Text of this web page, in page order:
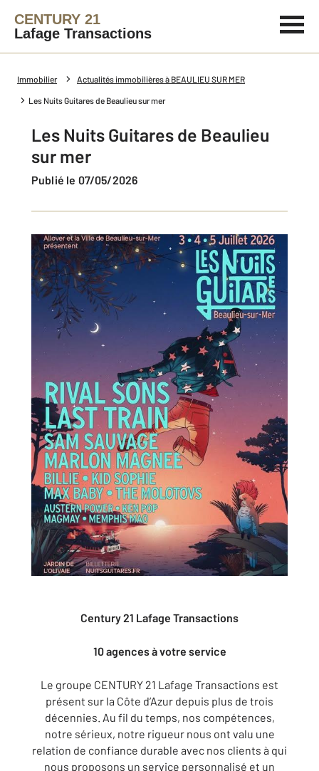
CENTURY 21
Lafage Transactions
Immobilier Actualités immobilières à BEAULIEU SUR MER
Les Nuits Guitares de Beaulieu sur mer
Les Nuits Guitares de Beaulieu
sur mer
Publié le 07/05/2026
Century 21 Lafage Transactions
10 agences à votre service
Le groupe CENTURY 21 Lafage Transactions est
présent sur la Côte d’Azur depuis plus de trois
décennies. Au fil du temps, nos compétences,
notre sérieux, notre rigueur nous ont valu une
relation de confiance durable avec nos clients à qui
nous proposons un service personnalisé et un